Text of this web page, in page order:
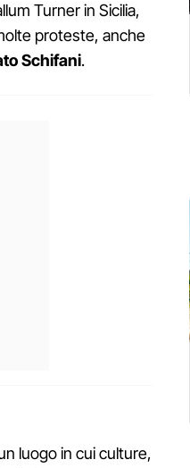
Turner in Sicilia,
proteste, anche
Schifani.
luogo in cui culture,